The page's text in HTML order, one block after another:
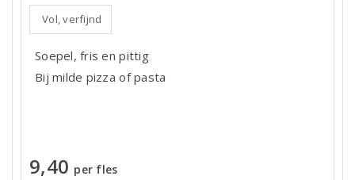
Vol, verfijnd
Soepel, fris en pittig
Bij milde pizza of pasta
9,40 per fles